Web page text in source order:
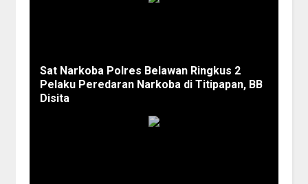
Sat Narkoba Polres Belawan Ringkus 2
Pelaku Peredaran Narkoba di Titipapan, BB
Disita